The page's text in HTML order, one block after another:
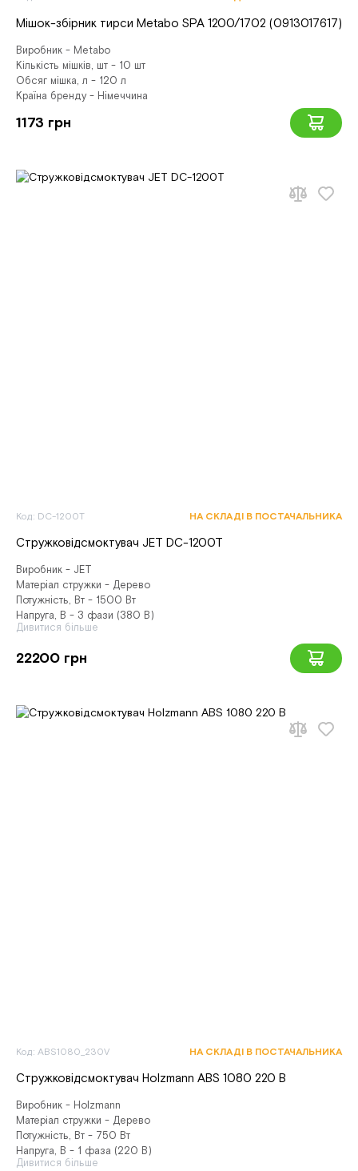
Мішок-збірник тирси Metabo SPA 1200/1702 (0913017617)
Виробник - Metabo
Кількість мішків, шт - 10 шт
Обсяг мішка, л - 120 л
Країна бренду - Німеччина
1173 грн
Код: DC-1200T НА СКЛАДІ В ПОСТАЧАЛЬНИКА
Стружковідсмоктувач JET DC-1200T
Виробник - JET
Матеріал стружки - Дерево
Потужність, Вт - 1500 Вт
Напруга, В - 3 фази (380 В)
Дивитися більше
22200 грн
Код: ABS1080_230V НА СКЛАДІ В ПОСТАЧАЛЬНИКА
Стружковідсмоктувач Holzmann ABS 1080 220 В
Виробник - Holzmann
Матеріал стружки - Дерево
Потужність, Вт - 750 Вт
Напруга, В - 1 фаза (220 В)
Дивитися більше